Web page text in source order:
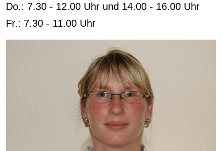
Do.: 7.30 - 12.00 Uhr und 14.00 - 16.00 Uhr
Fr.: 7.30 - 11.00 Uhr